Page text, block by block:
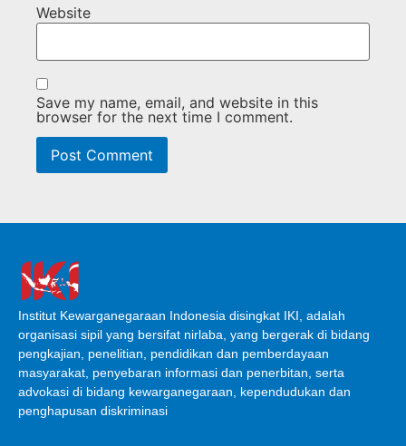
Website
Save my name, email, and website in this
browser for the next time I comment.
Institut Kewarganegaraan Indonesia disingkat IKI, adalah
organisasi sipil yang bersifat nirlaba, yang bergerak di bidang
pengkajian, penelitian, pendidikan dan pemberdayaan
masyarakat, penyebaran informasi dan penerbitan, serta
advokasi di bidang kewarganegaraan, kependudukan dan
penghapusan diskriminasi